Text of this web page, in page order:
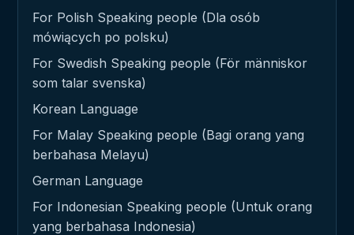
For Polish Speaking people (Dla osób
mówiących po polsku)
For Swedish Speaking people (För människor
som talar svenska)
Korean Language
For Malay Speaking people (Bagi orang yang
berbahasa Melayu)
German Language
For Indonesian Speaking people (Untuk orang
yang berbahasa Indonesia)